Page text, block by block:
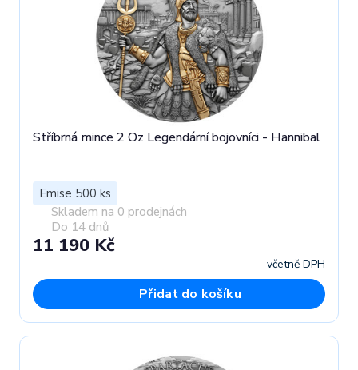
Stříbrná mince 2 Oz Legendární bojovníci - Hannibal
Emise 500 ks
Skladem na 0 prodejnách
Do 14 dnů
11 190 Kč
včetně DPH
Přidat do košíku